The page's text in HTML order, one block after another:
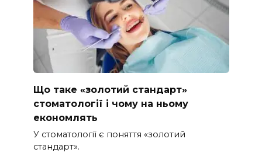
Що таке «золотий стандарт»
стоматології і чому на ньому
економлять
У стоматології є поняття «золотий
стандарт».